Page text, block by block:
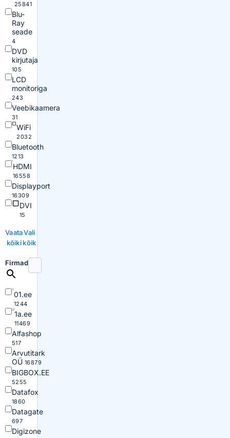
25841
Blu-
Ray
seade
4
DVD
kirjutaja
105
LCD
monitoriga
243
Veebikaamera
31
WiFi
2032
Bluetooth
1213
HDMI
16558
Displayport
16309
DVI
15
Vaata
kõiki
Vali
kõik
Firmad
01.ee
1244
1a.ee
11469
Alfashop
517
Arvutitark
OÜ 16879
BIGBOX.EE
5255
Datafox
1860
Datagate
697
Digizone